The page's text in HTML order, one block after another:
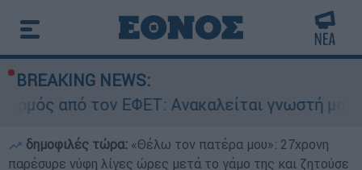
BREAKING NEWS:
Ανακαλείται γνωστή μαρμελάδα -
δημοφιλές τώρα: «Θέλω τον πατέρα μου»: 27χρονη
παρέσυρε νύφη λίγες ώρες μετά το γάμο της και ζητούσε